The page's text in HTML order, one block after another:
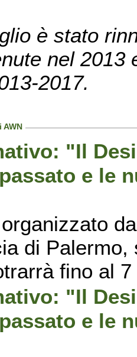
è stato
nel 2013
2017.
AWN
"Il
e le
di
fino al
"Il
e le